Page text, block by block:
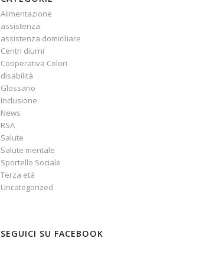
Alimentazione
assistenza
assistenza domiciliare
Centri diurni
Cooperativa Colori
disabilità
Glossario
Inclusione
News
RSA
Salute
Salute mentale
Sportello Sociale
Terza età
Uncategorized
SEGUICI SU FACEBOOK